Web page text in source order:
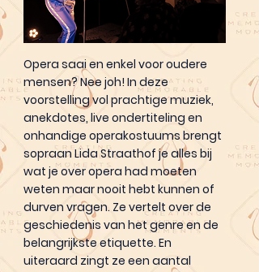
Opera saai en enkel voor oudere
mensen? Nee joh! In deze
voorstelling vol prachtige muziek,
anekdotes, live ondertiteling en
onhandige operakostuums brengt
sopraan Lida Straathof je alles bij
wat je over opera had moeten
weten maar nooit hebt kunnen of
durven vragen. Ze vertelt over de
geschiedenis van het genre en de
belangrijkste etiquette. En
uiteraard zingt ze een aantal